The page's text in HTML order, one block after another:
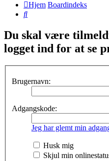
Hjem Boardindeks
Søg
Du skal være
logget ind for at se
Brugernavn:
Adgangskode:
Jeg har glemt min
Husk mig
Skjul min